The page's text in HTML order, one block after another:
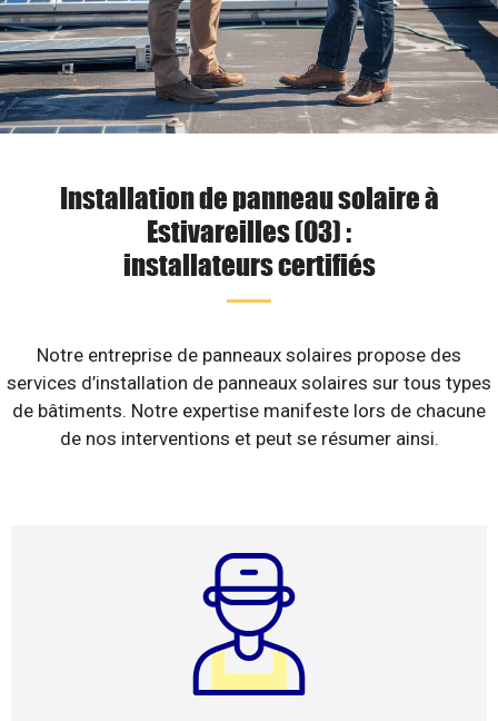
Installation de panneau solaire à
Estivareilles (03) :
installateurs certifiés
Notre entreprise de panneaux solaires propose des
services d’installation de panneaux solaires sur tous types
de bâtiments. Notre expertise manifeste lors de chacune
de nos interventions et peut se résumer ainsi.